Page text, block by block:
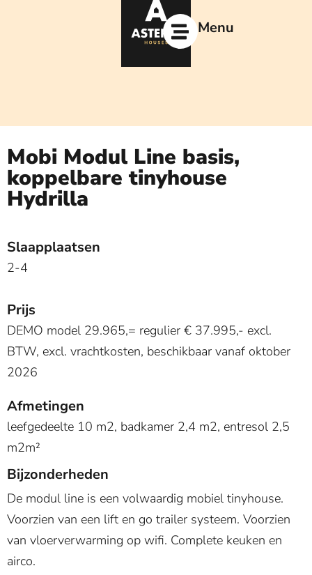
Menu
Mobi Modul Line basis,
koppelbare tinyhouse
Hydrilla
Slaapplaatsen
2-4
Prijs
DEMO model 29.965,= regulier € 37.995,- excl.
BTW, excl. vrachtkosten, beschikbaar vanaf oktober
2026
Afmetingen
leefgedeelte 10 m2, badkamer 2,4 m2, entresol 2,5
m2m²
Bijzonderheden
De modul line is een volwaardig mobiel tinyhouse.
Voorzien van een lift en go trailer systeem. Voorzien
van vloerverwarming op wifi. Complete keuken en
airco.